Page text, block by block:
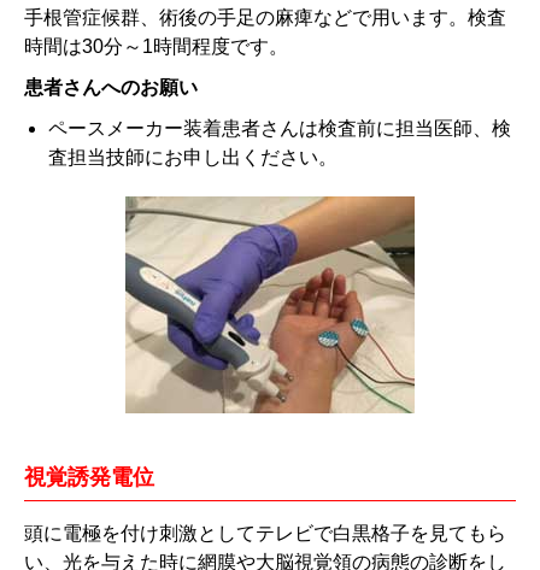
手根管症候群、術後の手足の麻痺などで用います。検査
時間は30分～1時間程度です。
患者さんへのお願い
ペースメーカー装着患者さんは検査前に担当医師、検
査担当技師にお申し出ください。
視覚誘発電位
頭に電極を付け刺激としてテレビで白黒格子を見てもら
い、光を与えた時に網膜や大脳視覚領の病態の診断をし